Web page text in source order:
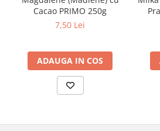
Cacao PRIMO 250g
7,50 Lei
ADAUGA IN COS